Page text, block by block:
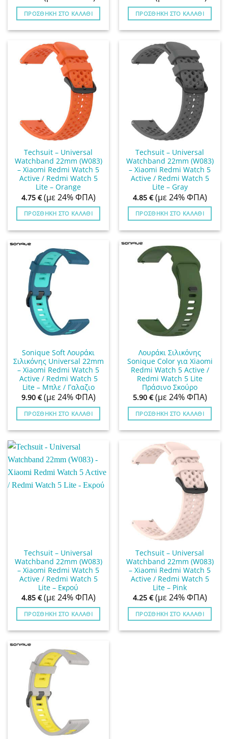
ΠΡΟΣΘΉΚΗ ΣΤΟ ΚΑΛΆΘΙ ΠΡΟΣΘΉΚΗ ΣΤΟ ΚΑΛΆΘΙ
Techsuit – Universal
Watchband 22mm (W083)
– Xiaomi Redmi Watch 5
Active / Redmi Watch 5
Lite – Orange
4.75 € (με 24% ΦΠΑ)
ΠΡΟΣΘΉΚΗ ΣΤΟ ΚΑΛΆΘΙ
Techsuit – Universal
Watchband 22mm (W083)
– Xiaomi Redmi Watch 5
Active / Redmi Watch 5
Lite – Gray
4.85 € (με 24% ΦΠΑ)
ΠΡΟΣΘΉΚΗ ΣΤΟ ΚΑΛΆΘΙ
Sonique Soft Λουράκι
Σιλικόνης Universal 22mm
– Xiaomi Redmi Watch 5
Active / Redmi Watch 5
Lite – Μπλε / Γαλαζιο
9.90 € (με 24% ΦΠΑ)
ΠΡΟΣΘΉΚΗ ΣΤΟ ΚΑΛΆΘΙ
Λουράκι Σιλικόνης
Sonique Color για Xiaomi
Redmi Watch 5 Active /
Redmi Watch 5 Lite
Πράσινο Σκούρο
5.90 € (με 24% ΦΠΑ)
ΠΡΟΣΘΉΚΗ ΣΤΟ ΚΑΛΆΘΙ
Techsuit – Universal
Watchband 22mm (W083)
– Xiaomi Redmi Watch 5
Active / Redmi Watch 5
Lite – Εκρού
4.85 € (με 24% ΦΠΑ)
ΠΡΟΣΘΉΚΗ ΣΤΟ ΚΑΛΆΘΙ
Techsuit – Universal
Watchband 22mm (W083)
– Xiaomi Redmi Watch 5
Active / Redmi Watch 5
Lite – Pink
4.25 € (με 24% ΦΠΑ)
ΠΡΟΣΘΉΚΗ ΣΤΟ ΚΑΛΆΘΙ